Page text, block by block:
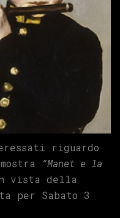
riguardo
“Manet e la
vista della
per Sabato 3